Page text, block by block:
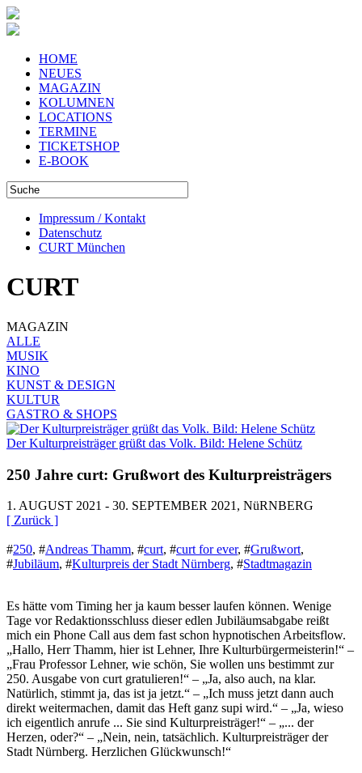
HOME
NEUES
MAGAZIN
KOLUMNEN
LOCATIONS
TERMINE
TICKETSHOP
E-BOOK
Impressum / Kontakt
Datenschutz
CURT München
CURT
MAGAZIN
ALLE
MUSIK
KINO
KUNST & DESIGN
KULTUR
GASTRO & SHOPS
Der Kulturpreisträger grüßt das Volk. Bild: Helene Schütz
250 Jahre curt: Grußwort des Kulturpreisträgers
1. AUGUST 2021 - 30. SEPTEMBER 2021, NüRNBERG
[ Zurück ]
#250, #Andreas Thamm, #curt, #curt for ever, #Grußwort,
#Jubiläum, #Kulturpreis der Stadt Nürnberg, #Stadtmagazin
Es hätte vom Timing her ja kaum besser laufen können. Wenige
Tage vor Redaktionsschluss dieser edlen Jubiläumsabgabe reißt
mich ein Phone Call aus dem fast schon hypnotischen Arbeitsflow.
„Hallo, Herr Thamm, hier ist Lehner, Ihre Kulturbürgermeisterin!“ –
„Frau Professor Lehner, wie schön, Sie wollen uns bestimmt zur
250. Ausgabe von curt gratulieren!“ – „Ja, also auch, na klar.
Natürlich, stimmt ja, das ist ja jetzt.“ – „Ich muss jetzt dann auch
direkt weitermachen, damit das Heft ganz supi wird.“ – „Ja, wieso
ich eigentlich anrufe ... Sie sind Kulturpreisträger!“ – „... der
Herzen, oder?“ – „Nein, nein, tatsächlich. Kulturpreisträger der
Stadt Nürnberg. Herzlichen Glückwunsch!“